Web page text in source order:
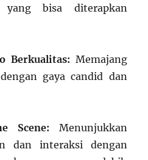
bisa diterapkan
Berkualitas: Memajang
gaya candid dan
Scene: Menunjukkan
dan interaksi dengan